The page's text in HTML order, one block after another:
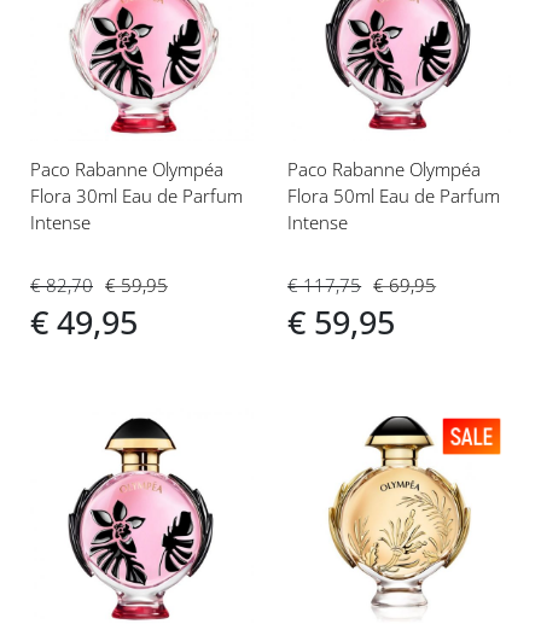
aan
verlanglijst
Paco Rabanne Olympéa
Flora 30ml Eau de Parfum
Intense
€ 82,70
€ 49,95
€ 59,95
aan
verlanglijst
Paco Rabanne Olympéa
Flora 50ml Eau de Parfum
Intense
€ 117,75
€ 59,95
€ 69,95
toe
aan
verlanglijst
Voeg
toe
aan
verlanglijst